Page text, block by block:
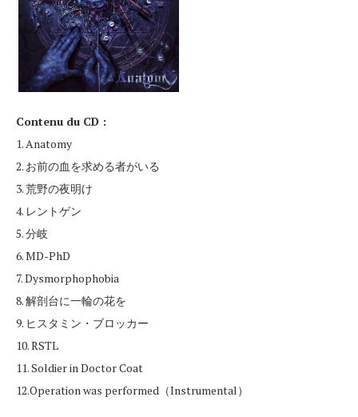
Contenu du CD :
1. Anatomy
2. お前の血を求める者がいる
3. 荒野の夜明け
4. レントゲン
5. 分岐
6. MD-PhD
7. Dysmorphophobia
8. 解剖台に一輪の花を
9. ヒスタミン・ブロッカー
10. RSTL
11. Soldier in Doctor Coat
12.Operation was performed（Instrumental）